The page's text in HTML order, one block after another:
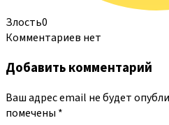
Злость0
Комментариев нет
Добавить комментарий
Ваш адрес email не будет
помечены *